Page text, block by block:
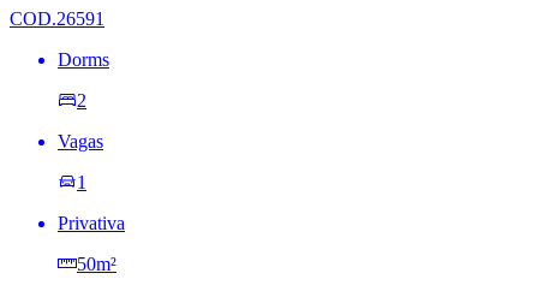
COD.26591
Dorms
2
Vagas
1
Privativa
50m²